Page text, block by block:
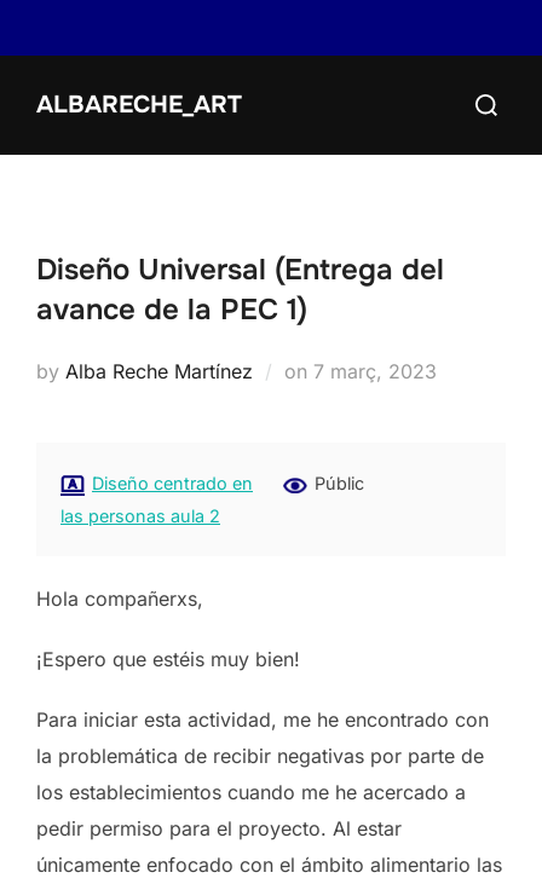
ALBARECHE_ART
Search
Diseño Universal (Entrega del
avance de la PEC 1)
by Alba Reche Martínez on Posted
7 març, 2023
Diseño centrado en
las personas aula 2
Públic
Hola compañerxs,
¡Espero que estéis muy bien!
Para iniciar esta actividad, me he encontrado con
la problemática de recibir negativas por parte de
los establecimientos cuando me he acercado a
pedir permiso para el proyecto. Al estar
únicamente enfocado con el ámbito alimentario las